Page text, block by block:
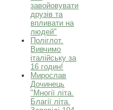
завойовувати
друзів та
впливати на
людей"
Поліглот.
Вивчимо
італійську за
16 годин!
Мирослав
Дочинець
"Многії літа.
Благії літа.